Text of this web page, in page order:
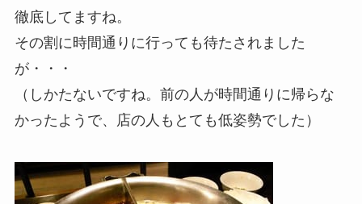
徹底してますね。
その割に時間通りに行っても待たされました
が・・・
（しかたないですね。前の人が時間通りに帰らな
かったようで、店の人もとても低姿勢でした）